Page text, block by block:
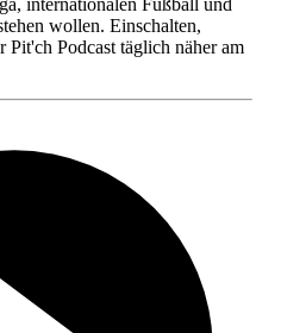
wollen. Einschalten,
Pit'ch Podcast täglich näher am